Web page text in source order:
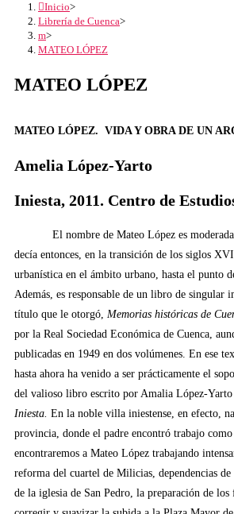
Inicio>
Librería de Cuenca>
m>
MATEO LÓPEZ
MATEO LÓPEZ
MATEO LÓPEZ. VIDA Y OBRA DE UN
Amelia López-Yarto
Iniesta, 2011. Centro de
El nombre de Mateo López es
decía entonces, en la transición de los siglos
urbanística en el ámbito urbano, hasta el punto
Además, es responsable de un libro de
título que le otorgó, Memorias históricas de
por la Real Sociedad Económica de Cuenca,
publicadas en 1949 en dos volúmenes. En ese
hasta ahora ha venido a ser prácticamente el
del valioso libro escrito por Amalia López-
Iniesta. En la noble villa iniestense, en efecto,
provincia, donde el padre encontró trabajo
encontraremos a Mateo López trabajando
reforma del cuartel de Milicias, dependencias
de la iglesia de San Pedro, la preparación de